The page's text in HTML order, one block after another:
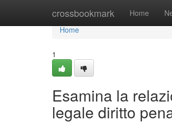
crossbookmark Home
Home
Home
1
Esamina la
legale diritto